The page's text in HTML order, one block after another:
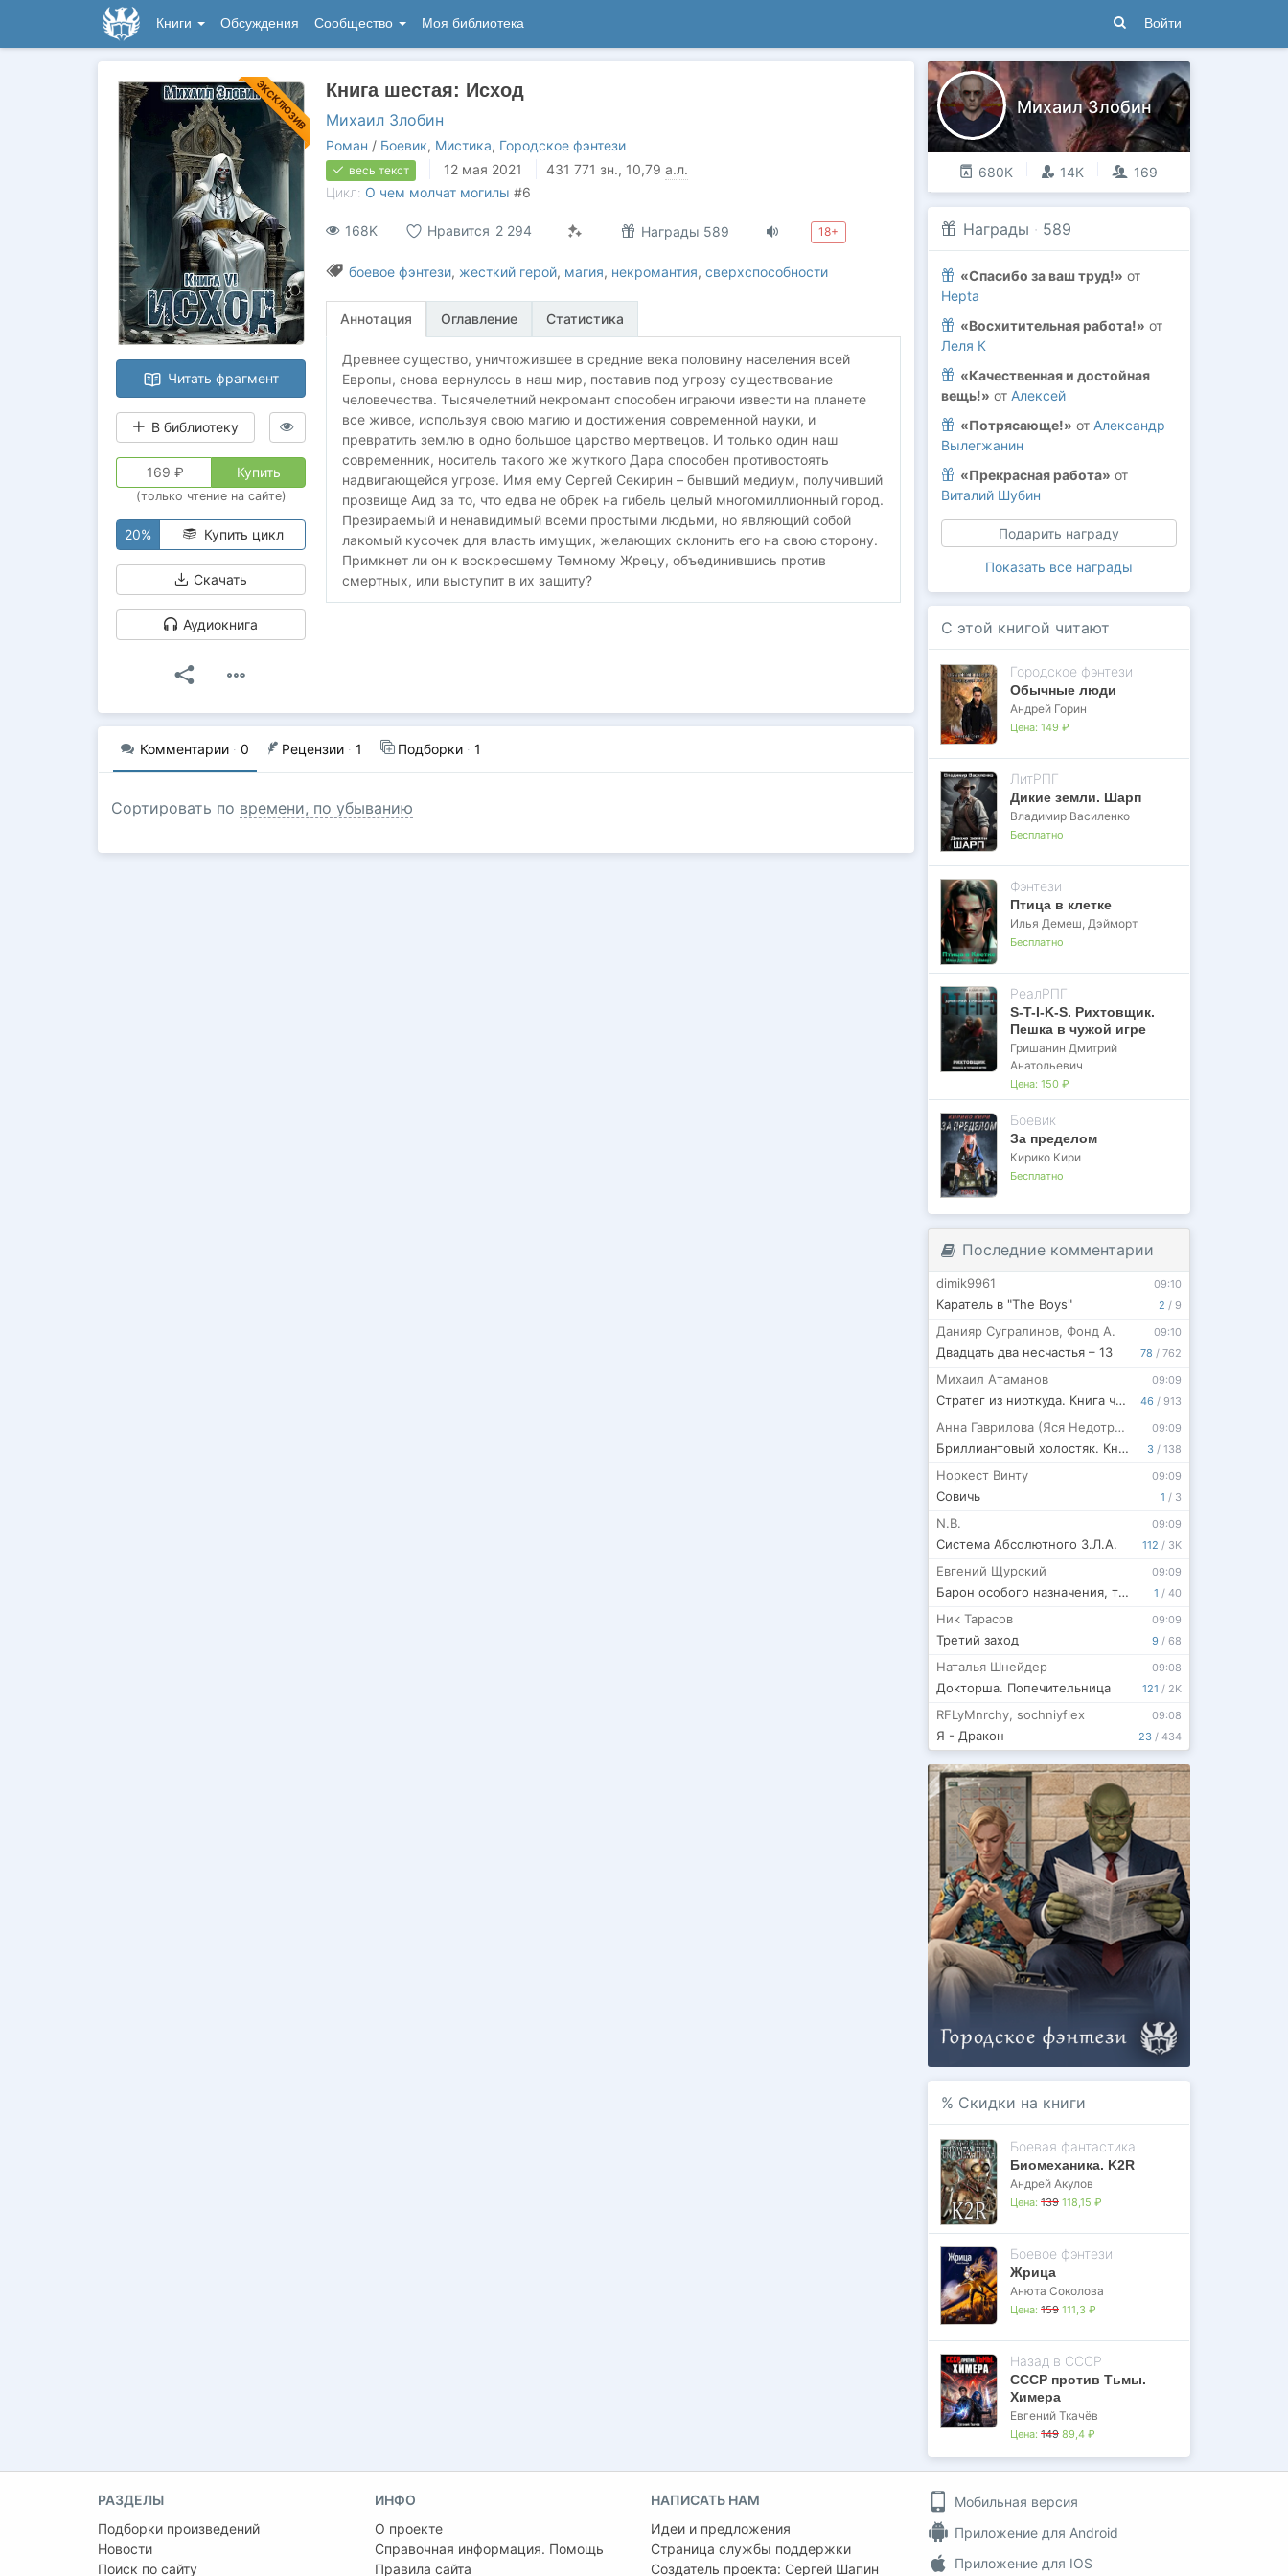
Книги Обсуждения Сообщество Моя библиотека Войти
ЭКСКЛЮЗИВ
Читать фрагмент
В библиотеку
169 ₽ Купить
(только чтение на сайте)
20% Купить цикл
Скачать
Аудиокнига
Книга шестая: Исход
Михаил Злобин
Роман / Боевик, Мистика, Городское фэнтези
весь текст 12 мая 2021 431 771 зн., 10,79 а.л.
Цикл: О чем молчат могилы #6
168K Нравится 2 294 Награды 589 18+
боевое фэнтези, жесткий герой, магия, некромантия, сверхспособности
Аннотация Оглавление Статистика
Древнее существо, уничтожившее в средние века половину населения всей
Европы, снова вернулось в наш мир, поставив под угрозу существование
человечества. Тысячелетний некромант способен играючи извести на планете
все живое, используя свою магию и достижения современной науки, и
превратить землю в одно большое царство мертвецов. И только один наш
современник, носитель такого же жуткого Дара способен противостоять
надвигающейся угрозе. Имя ему Сергей Секирин – бывший медиум, получивший
прозвище Аид за то, что едва не обрек на гибель целый многомиллионный город.
Презираемый и ненавидимый всеми простыми людьми, но являющий собой
лакомый кусочек для власть имущих, желающих склонить его на свою сторону.
Примкнет ли он к воскресшему Темному Жрецу, объединившись против
смертных, или выступит в их защиту?
Комментарии · 0 Рецензии · 1 Подборки · 1
Сортировать по времени, по убыванию
Михаил Злобин
680K 14K 169
Награды · 589
«Спасибо за ваш труд!» от
Hepta
«Восхитительная работа!» от
Леля К
«Качественная и достойная
вещь!» от Алексей
«Потрясающе!» от Александр
Вылегжанин
«Прекрасная работа» от
Виталий Шубин
Подарить награду
Показать все награды
С этой книгой читают
Городское фэнтези
Обычные люди
Андрей Горин
Цена: 149 ₽
ЛитРПГ
Дикие земли. Шарп
Владимир Василенко
Бесплатно
Фэнтези
Птица в клетке
Илья Демеш, Дэйморт
Бесплатно
РеалРПГ
S-T-I-K-S. Рихтовщик.
Пешка в чужой игре
Гришанин Дмитрий
Анатольевич
Цена: 150 ₽
Боевик
За пределом
Кирико Кири
Бесплатно
Последние комментарии
2 / 9
09:10
dimik9961
Каратель в "The Boys"
78 / 762
09:10
Данияр Сугралинов, Фонд А.
Двадцать два несчастья – 13
46 / 913
09:09
Михаил Атаманов
Стратег из ниоткуда. Книга четвёртая
3 / 138
09:09
Анна Гаврилова (Яся Недотрога)
Бриллиантовый холостяк. Книга 7
1 / 3
09:09
Норкест Винту
Совичь
112 / 3K
09:09
N.B.
Система Абсолютного З.Л.А.
1 / 40
09:09
Евгений Щурский
Барон особого назначения, том 4
9 / 68
09:09
Ник Тарасов
Третий заход
121 / 2K
09:08
Наталья Шнейдер
Докторша. Попечительница
23 / 434
09:08
RFLyMnrchy, sochniyflex
Я - Дракон
% Скидки на книги
Боевая фантастика
Биомеханика. K2R
Андрей Акулов
Цена: 139 118,15 ₽
Боевое фэнтези
Жрица
Анюта Соколова
Цена: 159 111,3 ₽
Назад в СССР
СССР против Тьмы.
Химера
Евгений Ткачёв
Цена: 149 89,4 ₽
РАЗДЕЛЫ
Подборки произведений
Новости
Поиск по сайту
ИНФО
О проекте
Справочная информация. Помощь
Правила сайта
НАПИСАТЬ НАМ
Идеи и предложения
Страница службы поддержки
Создатель проекта: Сергей Шапин
Мобильная версия
Приложение для Android
Приложение для IOS